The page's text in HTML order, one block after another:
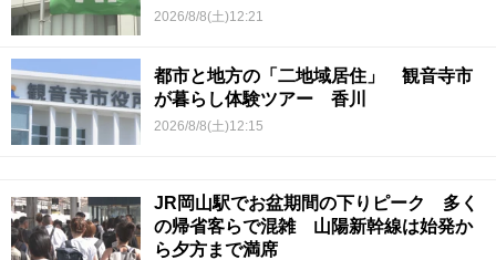
2026/8/8(土)12:21
都市と地方の「二地域居住」 観音寺市
が暮らし体験ツアー 香川
2026/8/8(土)12:15
JR岡山駅でお盆期間の下りピーク 多く
の帰省客らで混雑 山陽新幹線は始発か
ら夕方まで満席